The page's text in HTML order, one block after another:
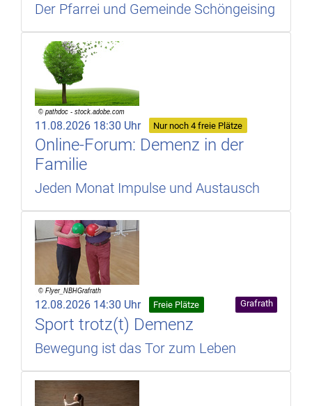
Der Pfarrei und Gemeinde Schöngeising
11.08.2026 18:30 Uhr Nur noch 4 freie Plätze
Online-Forum: Demenz in der
Familie
Jeden Monat Impulse und Austausch
12.08.2026 14:30 Uhr Freie Plätze Grafrath
Sport trotz(t) Demenz
Bewegung ist das Tor zum Leben